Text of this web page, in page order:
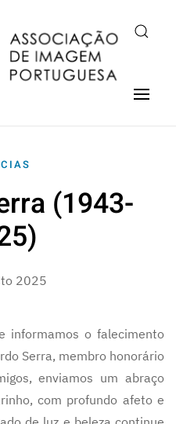
(1943-
2025
informamos o falecimento
Serra, membro honorário
enviamos um abraço
com profundo afeto e